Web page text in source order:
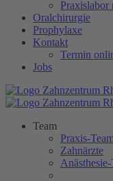
Oralchirurgie
Prophylaxe
Kontakt
Termin
Jobs
Team
Praxis-Team
Zahnärzte
Anästhesie-